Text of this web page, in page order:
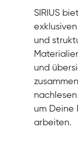
SIRIUS
und
und
um Deine
arbeiten.